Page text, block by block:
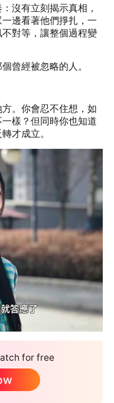
沒有立刻揭示真相，
邊看著他們掙扎，一
對等，讓整個過程變
曾經被忽略的人。
方。你會忍不住想，如
樣？但同時你也知道
才成立。
for free